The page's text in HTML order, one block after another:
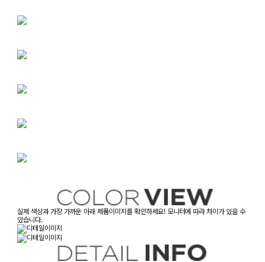
실제 색상과 가장 가까운 아래 제품이미지를 확인하세요! 모니터에 따라 차이가 있을 수
있습니다.